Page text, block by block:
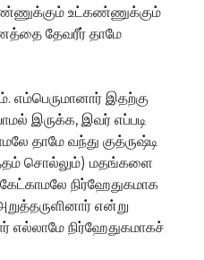
உட்கண்ணுக்கும்
தேவரீர் தாமே
எம்பெருமானார் இதற்கு
இருக்க, இவர் எப்படி
தாமே வந்து குத்ருஷ்டி
சொல்லும்) மதங்களை
நிர்ஹேதுகமாக
என்று
எல்லாமே நிர்ஹேதுகமாகச்